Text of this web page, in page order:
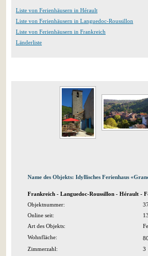
Liste von Ferienhäusern in Hérault
Liste von Ferienhäusern in Languedoc-Roussillon
Liste von Ferienhäusern in Frankreich
Länderliste
Name des Objekts: Idyllisches Ferienhaus
Frankreich - Languedoc-Roussillon - Hérault -
Objektnummer:
Online seit:
Art des Objekts:
Wohnfläche:
Zimmerzahl:
3